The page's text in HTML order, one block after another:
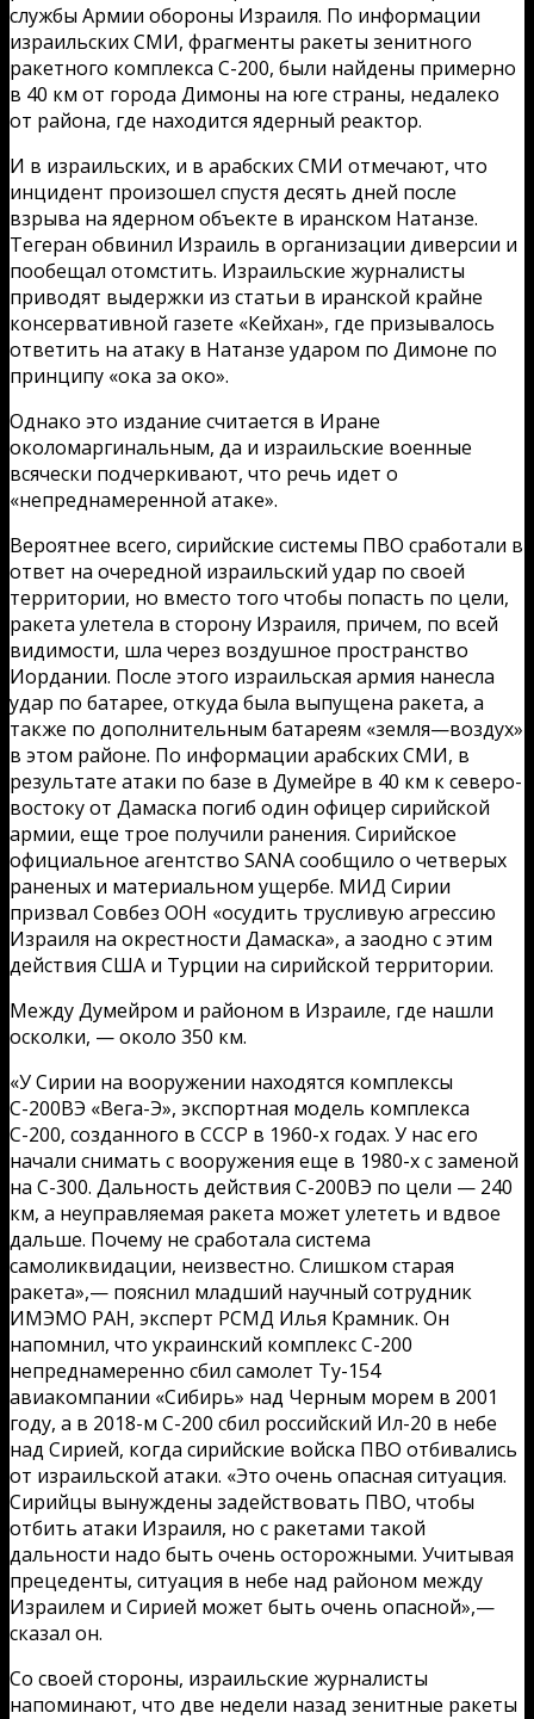
службы Армии обороны Израиля. По информации
израильских СМИ, фрагменты ракеты зенитного
ракетного комплекса С-200, были найдены примерно
в 40 км от города Димоны на юге страны, недалеко
от района, где находится ядерный реактор.
И в израильских, и в арабских СМИ отмечают, что
инцидент произошел спустя десять дней после
взрыва на ядерном объекте в иранском Натанзе.
Тегеран обвинил Израиль в организации диверсии и
пообещал отомстить. Израильские журналисты
приводят выдержки из статьи в иранской крайне
консервативной газете «Кейхан», где призывалось
ответить на атаку в Натанзе ударом по Димоне по
принципу «ока за око».
Однако это издание считается в Иране
околомаргинальным, да и израильские военные
всячески подчеркивают, что речь идет о
«непреднамеренной атаке».
Вероятнее всего, сирийские системы ПВО сработали в
ответ на очередной израильский удар по своей
территории, но вместо того чтобы попасть по цели,
ракета улетела в сторону Израиля, причем, по всей
видимости, шла через воздушное пространство
Иордании. После этого израильская армия нанесла
удар по батарее, откуда была выпущена ракета, а
также по дополнительным батареям «земля—воздух»
в этом районе. По информации арабских СМИ, в
результате атаки по базе в Думейре в 40 км к северо-
востоку от Дамаска погиб один офицер сирийской
армии, еще трое получили ранения. Сирийское
официальное агентство SANA сообщило о четверых
раненых и материальном ущербе. МИД Сирии
призвал Совбез ООН «осудить трусливую агрессию
Израиля на окрестности Дамаска», а заодно с этим
действия США и Турции на сирийской территории.
Между Думейром и районом в Израиле, где нашли
осколки, — около 350 км.
«У Сирии на вооружении находятся комплексы
С-200ВЭ «Вега-Э», экспортная модель комплекса
С-200, созданного в СССР в 1960-х годах. У нас его
начали снимать с вооружения еще в 1980-х с заменой
на С-300. Дальность действия С-200ВЭ по цели — 240
км, а неуправляемая ракета может улететь и вдвое
дальше. Почему не сработала система
самоликвидации, неизвестно. Слишком старая
ракета»,— пояснил младший научный сотрудник
ИМЭМО РАН, эксперт РСМД Илья Крамник. Он
напомнил, что украинский комплекс С-200
непреднамеренно сбил самолет Ту-154
авиакомпании «Сибирь» над Черным морем в 2001
году, а в 2018-м С-200 сбил российский Ил-20 в небе
над Сирией, когда сирийские войска ПВО отбивались
от израильской атаки. «Это очень опасная ситуация.
Сирийцы вынуждены задействовать ПВО, чтобы
отбить атаки Израиля, но с ракетами такой
дальности надо быть очень осторожными. Учитывая
прецеденты, ситуация в небе над районом между
Израилем и Сирией может быть очень опасной»,—
сказал он.
Со своей стороны, израильские журналисты
напоминают, что две недели назад зенитные ракеты